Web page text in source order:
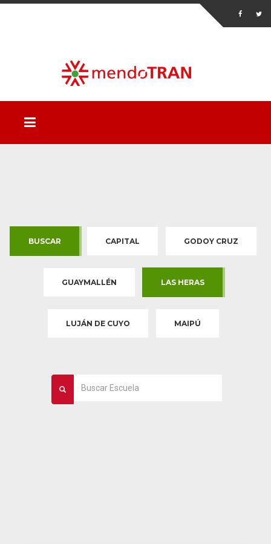
BUSCAR CAPITAL GODOY CRUZ
GUAYMALLÉN LAS HERAS
LUJÁN DE CUYO MAIPÚ